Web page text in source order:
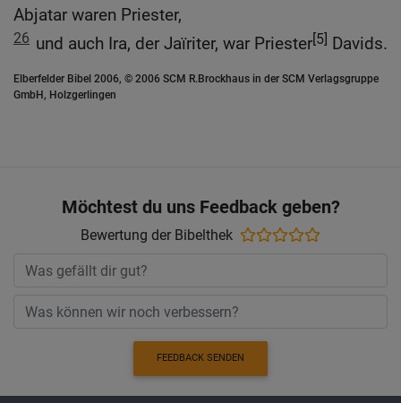
Abjatar waren Priester,
26 und auch Ira, der Jaïriter, war Priester[5] Davids.
Elberfelder Bibel 2006, © 2006 SCM R.Brockhaus in der SCM Verlagsgruppe
GmbH, Holzgerlingen
Möchtest du uns Feedback geben?
Bewertung der Bibelthek
FEEDBACK SENDEN